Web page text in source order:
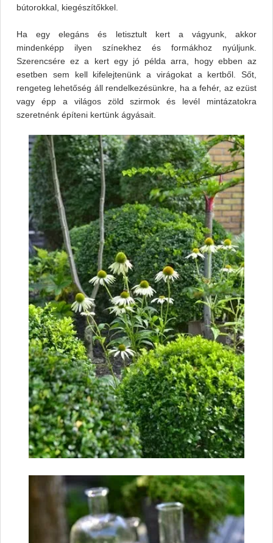
bútorokkal, kiegészítőkkel.
Ha egy elegáns és letisztult kert a vágyunk, akkor
mindenképp ilyen színekhez és formákhoz nyúljunk.
Szerencsére ez a kert egy jó példa arra, hogy ebben az
esetben sem kell kifelejtenünk a virágokat a kertből. Sőt,
rengeteg lehetőség áll rendelkezésünkre, ha a fehér, az ezüst
vagy épp a világos zöld szirmok és levél mintázatokra
szeretnénk építeni kertünk ágyásait.